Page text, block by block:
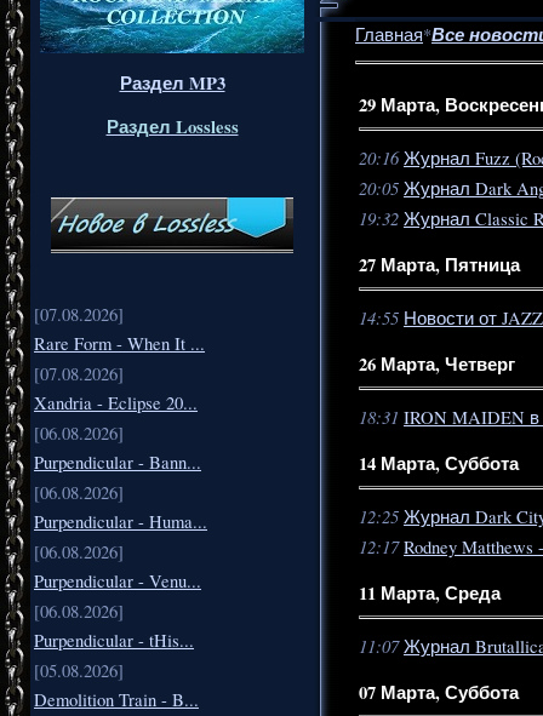
Раздел MP3
Раздел Lossless
[07.08.2026]
Rare Form - When It ...
[07.08.2026]
Xandria - Eclipse 20...
[06.08.2026]
Purpendicular - Bann...
[06.08.2026]
Purpendicular - Huma...
[06.08.2026]
Purpendicular - Venu...
[06.08.2026]
Purpendicular - tHis...
[05.08.2026]
Demolition Train - B...
Главная*Все
29 Марта,
20:16 Журнал Fuzz
20:05 Журнал Dark
19:32 Журнал Classic
27 Марта, Пятница
14:55 Новости от
26 Марта, Четверг
18:31 IRON MAIDEN в
14 Марта, Суббота
12:25 Журнал Dark
12:17 Rodney
11 Марта, Среда
11:07 Журнал
07 Марта, Суббота